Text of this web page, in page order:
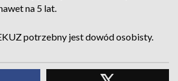
na 5 lat.
potrzebny jest dowód osobisty.